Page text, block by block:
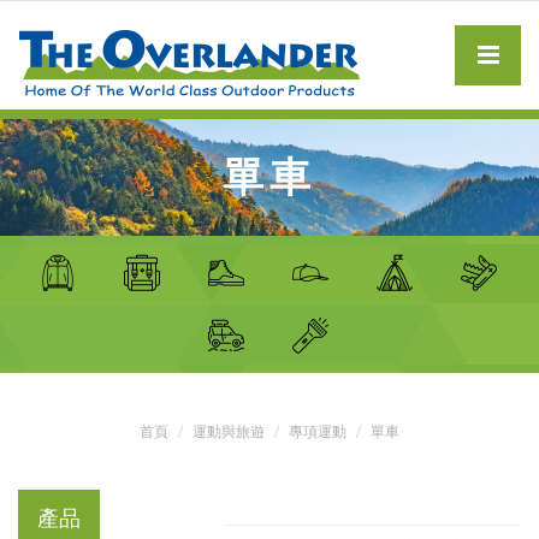
單車
首頁 運動與旅遊 專項運動 單車
產品